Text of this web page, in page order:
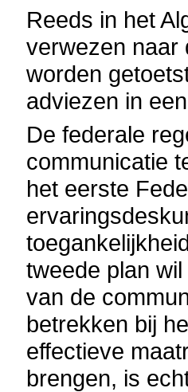
Reeds in het
verwezen naar
worden
adviezen in
De federale
communicatie
het eerste
tweede plan
van de
betrekken bij
effectieve
brengen, is